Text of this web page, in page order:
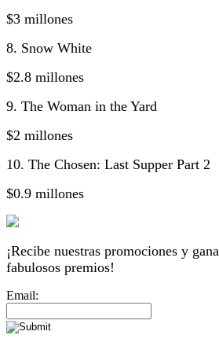
$3 millones
8. Snow White
$2.8 millones
9. The Woman in the Yard
$2 millones
10. The Chosen: Last Supper Part 2
$0.9 millones
¡Recibe nuestras promociones y gana
fabulosos premios!
Email: